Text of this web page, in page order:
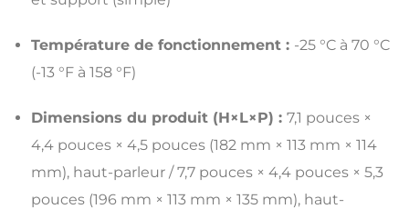
Température de fonctionnement : -25 °C à 70 °C
(-13 °F à 158 °F)
Dimensions du produit (H×L×P) : 7,1 pouces ×
4,4 pouces × 4,5 pouces (182 mm × 113 mm × 114
mm), haut-parleur / 7,7 pouces × 4,4 pouces × 5,3
pouces (196 mm × 113 mm × 135 mm), haut-